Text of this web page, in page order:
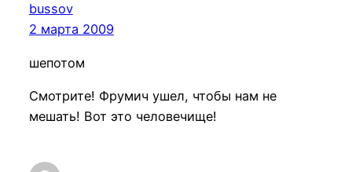
bussov
2 марта 2009
шепотом
Смотрите! Фрумич ушел, чтобы нам не
мешать! Вот это человечище!